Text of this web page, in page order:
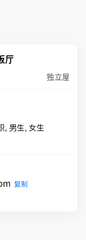
厅
独立屋
, 男生, 女生
复制